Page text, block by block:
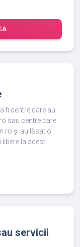
fi centre care au
sau centre care
și au lăsat o
libere la acest
servicii